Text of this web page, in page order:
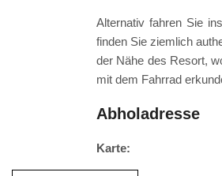
Alternativ fahren Sie
finden Sie ziemlich
der Nähe des Resort,
mit dem Fahrrad
Abholadresse
Karte: